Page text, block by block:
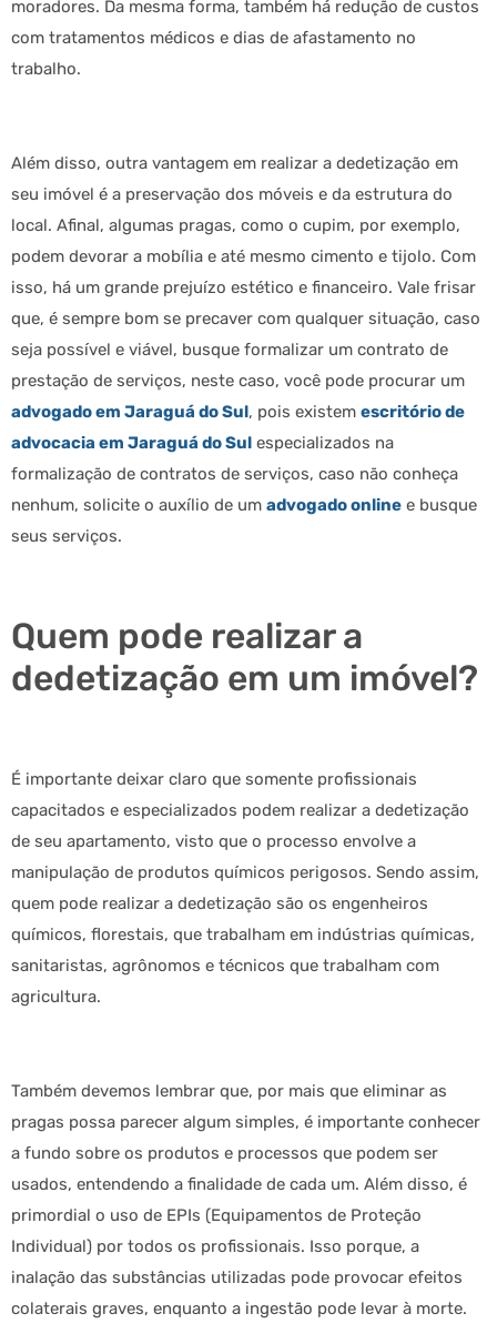
moradores. Da mesma forma, também há redução de custos
com tratamentos médicos e dias de afastamento no
trabalho.
Além disso, outra vantagem em realizar a dedetização em
seu imóvel é a preservação dos móveis e da estrutura do
local. Afinal, algumas pragas, como o cupim, por exemplo,
podem devorar a mobília e até mesmo cimento e tijolo. Com
isso, há um grande prejuízo estético e financeiro. Vale frisar
que, é sempre bom se precaver com qualquer situação, caso
seja possível e viável, busque formalizar um contrato de
prestação de serviços, neste caso, você pode procurar um
advogado em Jaraguá do Sul, pois existem escritório de
advocacia em Jaraguá do Sul especializados na
formalização de contratos de serviços, caso não conheça
nenhum, solicite o auxílio de um advogado online e busque
seus serviços.
Quem pode realizar a
dedetização em um imóvel?
É importante deixar claro que somente profissionais
capacitados e especializados podem realizar a dedetização
de seu apartamento, visto que o processo envolve a
manipulação de produtos químicos perigosos. Sendo assim,
quem pode realizar a dedetização são os engenheiros
químicos, florestais, que trabalham em indústrias químicas,
sanitaristas, agrônomos e técnicos que trabalham com
agricultura.
Também devemos lembrar que, por mais que eliminar as
pragas possa parecer algum simples, é importante conhecer
a fundo sobre os produtos e processos que podem ser
usados, entendendo a finalidade de cada um. Além disso, é
primordial o uso de EPIs (Equipamentos de Proteção
Individual) por todos os profissionais. Isso porque, a
inalação das substâncias utilizadas pode provocar efeitos
colaterais graves, enquanto a ingestão pode levar à morte.